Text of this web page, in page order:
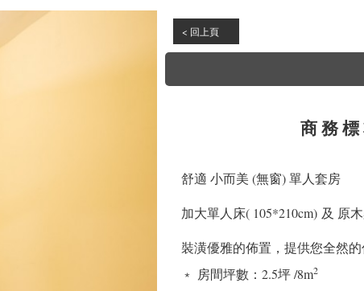
< 回上頁
商務
舒適 小而美 (無窗) 單人套房
加大單人床( 105*210cm) 及 原
裝潢優雅的佈置，提供您全然
﹡ 房間坪數：2.5坪 /8m2